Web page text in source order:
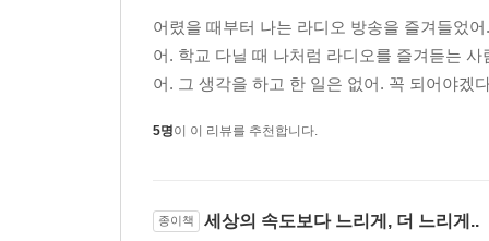
며칠 전 이별 앞에서도 나는 참 덤덤했다. 집에
않게 뜨거웠고, 그와의 미래를 상상해보며 행복
노래.
어렸을 때부터 나는 라디오 방송을 즐겨들었
어. 학교 다닐 때 나처럼 라디오를 즐겨듣는
어. 그 생각을 하고 한 일은 없어. 꼭 되어야겠
5명이 이 리뷰를 추천합니다.
종이책 세상의 속도보다 느리게, 더 느리게..